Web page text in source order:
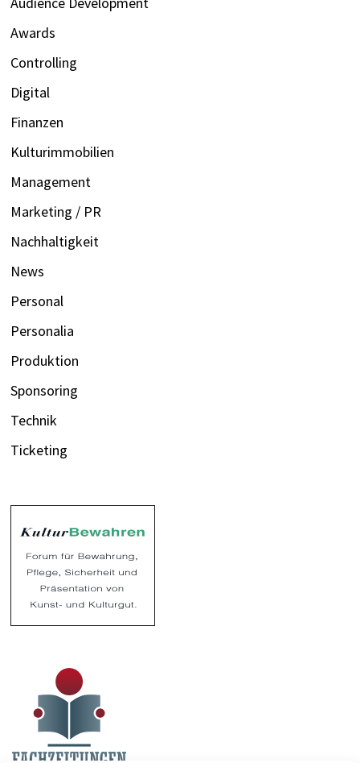
Awards
Controlling
Digital
Finanzen
Kulturimmobilien
Management
Marketing / PR
Nachhaltigkeit
News
Personal
Personalia
Produktion
Sponsoring
Technik
Ticketing